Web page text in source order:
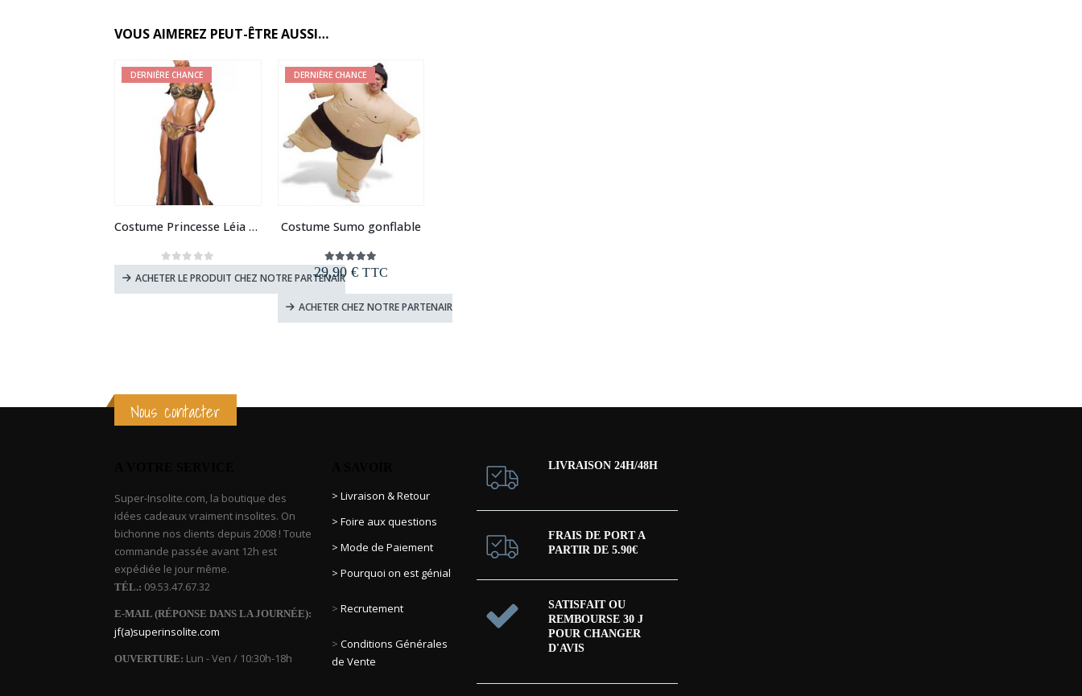
VOUS AIMEREZ PEUT-ÊTRE AUSSI…
DERNIÈRE CHANCE
Costume Princesse Léia Esclave Sexy
ACHETER LE PRODUIT CHEZ NOTRE PARTENAIRE
DERNIÈRE CHANCE
Costume Sumo gonflable
5.00 out of 5
29,90€ TTC
ACHETER CHEZ NOTRE PARTENAIRE
Nous contacter
Super-Insolite.com, la boutique des
idées cadeaux vraiment insolites. On
bichonne nos clients depuis 2008 ! Toute
commande passée avant 12h est
expédiée le jour même.
TÉL.: 09.53.47.67.32
E-MAIL (RÉPONSE DANS LA JOURNÉE):
jf(a)superinsolite.com
OUVERTURE: Lun - Ven / 10:30h-18h
> Livraison & Retour
> Foire aux questions
> Mode de Paiement
> Pourquoi on est génial
> Recrutement
> Conditions Générales
de Vente
LIVRAISON 24H/48H
FRAIS DE PORT A
PARTIR DE 5.90€
SATISFAIT OU
REMBOURSE 30 J
POUR CHANGER
D'AVIS